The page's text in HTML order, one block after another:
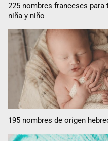
225 nombres franceses para
niña y niño
195 nombres de origen